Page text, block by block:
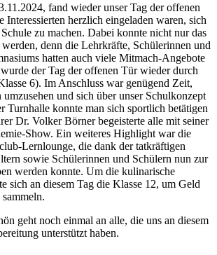
fand wieder unser Tag der offenen
Interessierten herzlich eingeladen waren, sich
zu machen. Dabei konnte nicht nur das
denn die Lehrkräfte, Schülerinnen und
hatten auch viele Mitmach-Angebote
der Tag der offenen Tür wieder durch
6). Im Anschluss war genügend Zeit,
und sich über unser Schulkonzept
Turnhalle konnte man sich sportlich betätigen
Dr. Volker Börner begeisterte alle mit seiner
Show. Ein weiteres Highlight war die
Lernlounge, die dank der tatkräftigen
sowie Schülerinnen und Schülern nun zur
werden konnte. Um die kulinarische
sich an diesem Tag die Klasse 12, um Geld
geht noch einmal an alle, die uns an diesem
unterstützt haben.